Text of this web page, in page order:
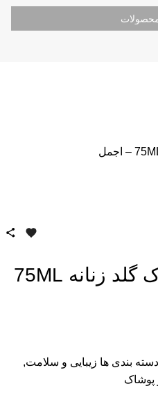
ادو پرفیوم زنانه ایوک گلد زنانه 75ML
دسته بندی ها زیبایی و سلامت,
پوشاک